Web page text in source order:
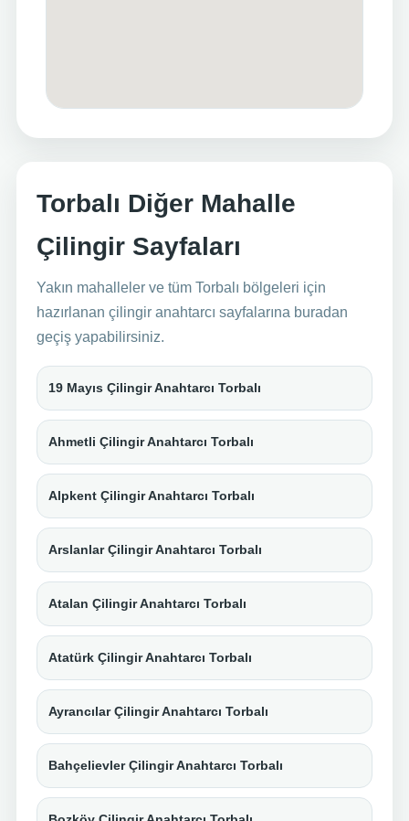
Torbalı Diğer Mahalle
Çilingir Sayfaları
Yakın mahalleler ve tüm Torbalı bölgeleri için
hazırlanan çilingir anahtarcı sayfalarına buradan
geçiş yapabilirsiniz.
19 Mayıs Çilingir Anahtarcı Torbalı
Ahmetli Çilingir Anahtarcı Torbalı
Alpkent Çilingir Anahtarcı Torbalı
Arslanlar Çilingir Anahtarcı Torbalı
Atalan Çilingir Anahtarcı Torbalı
Atatürk Çilingir Anahtarcı Torbalı
Ayrancılar Çilingir Anahtarcı Torbalı
Bahçelievler Çilingir Anahtarcı Torbalı